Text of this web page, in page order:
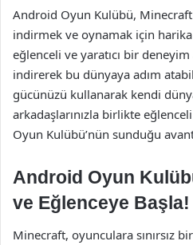
Android Oyun Kulübü,
indirmek ve oynamak için
eğlenceli ve yaratıcı bir deneyim
indirerek bu dünyaya adım
gücünüzü kullanarak kendi
arkadaşlarınızla birlikte
Oyun Kulübü’nün sunduğu
Android Oyun
ve Eğlenceye Başla!
Minecraft, oyunculara sınırsız